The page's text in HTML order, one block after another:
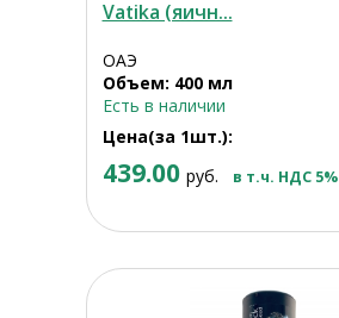
Vatika (яичн...
ОАЭ
Объем: 400 мл
Есть в наличии
Цена(за 1шт.):
439.00 руб. в т.ч. НДС 5%